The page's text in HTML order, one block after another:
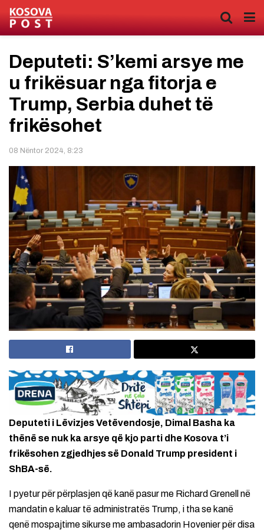
Deputeti: S’kemi arsye me
u frikësuar nga fitorja e
Trump, Serbia duhet të
frikësohet
08 Nëntor 2024, 8:23
Deputeti i Lëvizjes Vetëvendosje, Dimal Basha ka
thënë se nuk ka arsye që kjo parti dhe Kosova t’i
frikësohen zgjedhjes së Donald Trump president i
ShBA-së.
I pyetur për përplasjen që kanë pasur me Richard Grenell në
mandatin e kaluar të administratës Trump, i tha se kanë
qenë mospajtime sikurse me ambasadorin Hovenier për disa